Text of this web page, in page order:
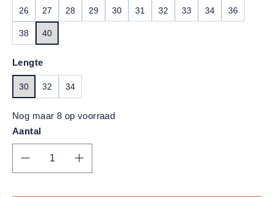
26 27 28 29 30 31 32 33 34 36
38 40
Lengte
30 32 34
Nog maar 8 op voorraad
Aantal
Producthoeveelheid: Voer de gewenste